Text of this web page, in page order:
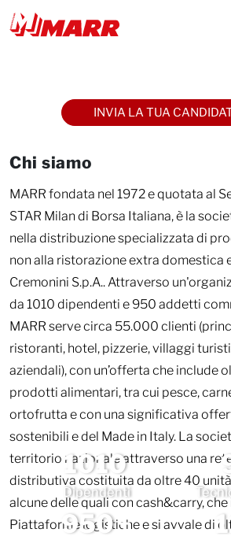
INVIA LA TUA
Chi siamo
MARR fondata nel 1972 e quotata al
STAR Milan di Borsa Italiana, è la
nella distribuzione specializzata di
non alla ristorazione extra domestica
Cremonini S.p.A.. Attraverso
da 1010 dipendenti e 950 addetti
MARR serve circa 55.000 clienti
ristoranti, hotel, pizzerie, villaggi
aziendali), con un’offerta che include
prodotti alimentari, tra cui pesce,
ortofrutta e con una significativa
sostenibili e del Made in Italy. La
territorio nazionale attraverso una
distributiva costituita da oltre 40
alcune delle quali con cash&carry,
Piattaforme logistiche e si avvale di
1010
Dipendenti
950+